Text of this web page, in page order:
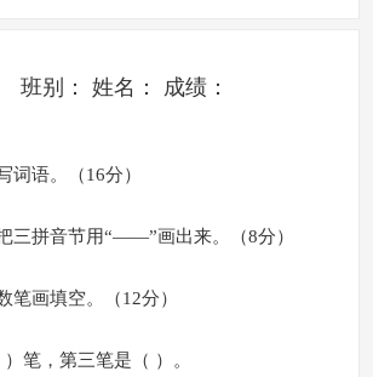
班别： 姓名： 成绩：
词语。（16分）
三拼音节用“——”画出来。（8分）
笔画填空。（12分）
笔，第三笔是（ ）。